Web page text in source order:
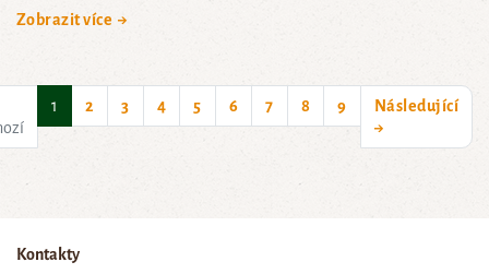
Zobrazit více →
1 (current)
2 3 4 5 6 7 8 9
Následující
→
Kontakty